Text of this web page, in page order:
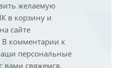
желаемую
в корзину и
сайте
В комментарии к
персональные
свяжемся,